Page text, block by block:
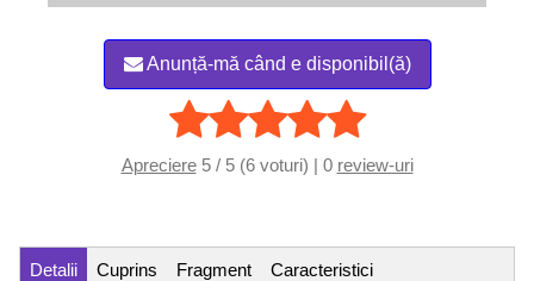
Anunță-mă când e disponibil(ă)
Apreciere5 / 5 (6 voturi) | 0 review-uri
Detalii Cuprins Fragment Caracteristici